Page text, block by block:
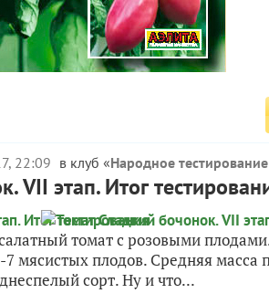
22:09 в клуб «Народное
VII этап. Итог
томат с розовыми
мясистых плодов. Средняя масса
сорт. Ну и что...